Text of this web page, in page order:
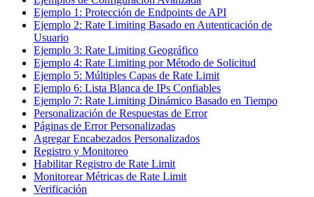
Ejemplo 1: Protección de Endpoints de API
Ejemplo 2: Rate Limiting Basado en Autenticación de
Usuario
Ejemplo 3: Rate Limiting Geográfico
Ejemplo 4: Rate Limiting por Método de Solicitud
Ejemplo 5: Múltiples Capas de Rate Limit
Ejemplo 6: Lista Blanca de IPs Confiables
Ejemplo 7: Rate Limiting Dinámico Basado en Tiempo
Personalización de Respuestas de Error
Páginas de Error Personalizadas
Agregar Encabezados Personalizados
Registro y Monitoreo
Habilitar Registro de Rate Limit
Monitorear Métricas de Rate Limit
Verificación